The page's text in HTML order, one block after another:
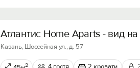
Атлантис Home Aparts - вид
Казань, Шоссейная ул., д. 57
2